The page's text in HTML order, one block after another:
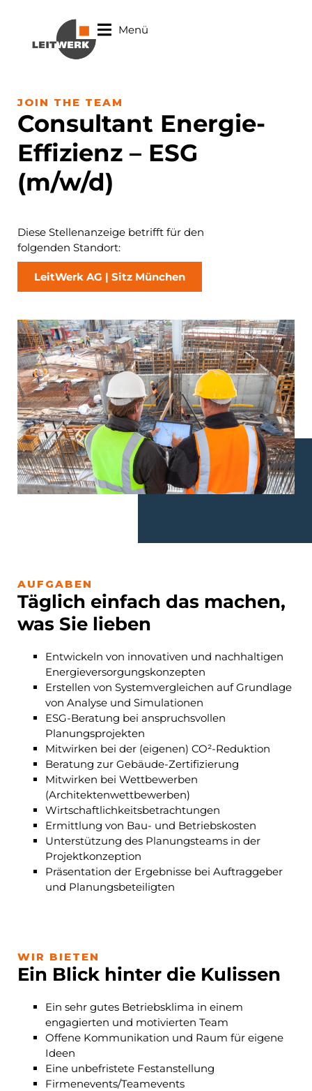
Menü
JOIN THE TEAM
Consultant Energie-
Effizienz – ESG
(m/w/d)
Diese Stellenanzeige betrifft für den
folgenden Standort:
LeitWerk AG | Sitz München
AUFGABEN
Täglich einfach das machen,
was Sie lieben
Entwickeln von innovativen und nachhaltigen
Energieversorgungskonzepten
Erstellen von Systemvergleichen auf Grundlage
von Analyse und Simulationen
ESG-Beratung bei anspruchsvollen
Planungsprojekten
Mitwirken bei der (eigenen) CO²-Reduktion
Beratung zur Gebäude-Zertifizierung
Mitwirken bei Wettbewerben
(Architektenwettbewerben)
Wirtschaftlichkeitsbetrachtungen
Ermittlung von Bau- und Betriebskosten
Unterstützung des Planungsteams in der
Projektkonzeption
Präsentation der Ergebnisse bei Auftraggeber
und Planungsbeteiligten
WIR BIETEN
Ein Blick hinter die Kulissen
Ein sehr gutes Betriebsklima in einem
engagierten und motivierten Team
Offene Kommunikation und Raum für eigene
Ideen
Eine unbefristete Festanstellung
Firmenevents/Teamevents